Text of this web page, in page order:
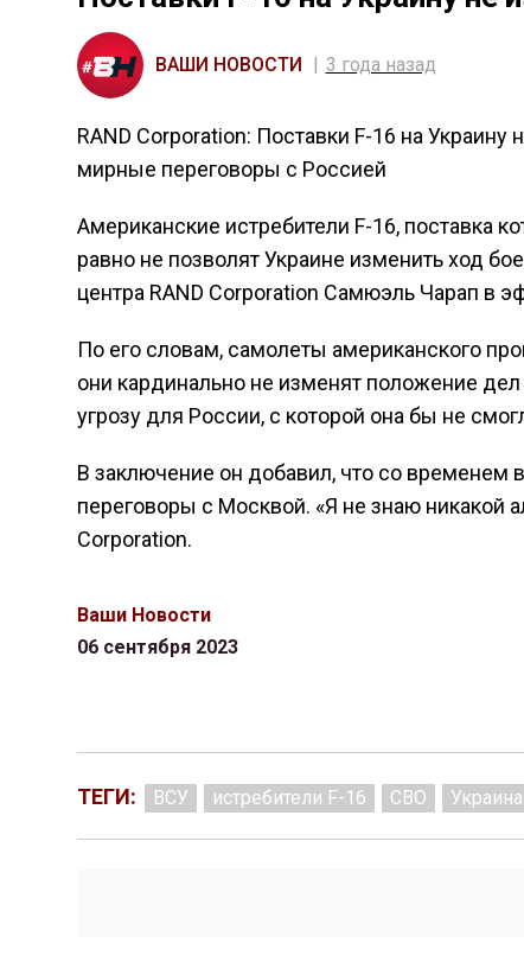
ВАШИ НОВОСТИ 3 года назад
RAND Corporation: Поставки F-16 на
мирные переговоры с Россией
Американские истребители F-16, поставка
равно не позволят Украине изменить ход
центра RAND Corporation Самюэль Чарап в
По его словам, самолеты американского
они кардинально не изменят положение
угрозу для России, с которой она бы не
В заключение он добавил, что со временем
переговоры с Москвой. «Я не знаю никакой
Corporation.
Ваши Новости
06 сентября 2023
ТЕГИ: ВСУ истребители F-16 СВО Украина